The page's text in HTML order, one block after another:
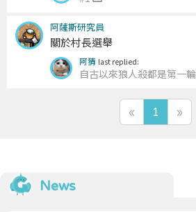
阿薩斯研究員
關於村長選舉
阿猜 last replied:
自古以來狼人殺都是第一
的空間全是操作跟博弈 我覺得
假預言家跳起來考驗玩家
« 1 »
News